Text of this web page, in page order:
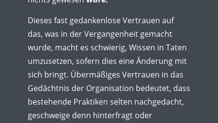
Dieses fast gedankenlose Vertrauen auf
das, was in der Vergangenheit gemacht
wurde, macht es schwierig, Wissen in Taten
umzusetzen, sofern dies eine Änderung mit
sich bringt. Übermäßiges Vertrauen in das
Gedächtnis der Organisation bedeutet, dass
bestehende Praktiken selten nachgedacht,
geschweige denn hinterfragt oder